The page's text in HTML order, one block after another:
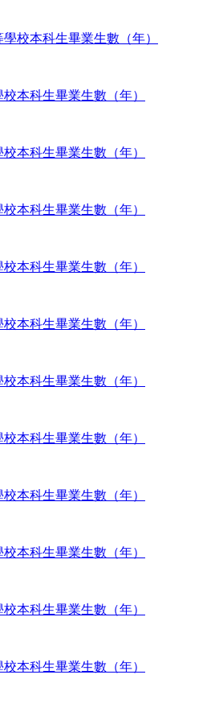
校本科生畢業生數（年）
校本科生畢業生數（年）
本科生畢業生數（年）
本科生畢業生數（年）
本科生畢業生數（年）
本科生畢業生數（年）
本科生畢業生數（年）
本科生畢業生數（年）
本科生畢業生數（年）
本科生畢業生數（年）
本科生畢業生數（年）
本科生畢業生數（年）